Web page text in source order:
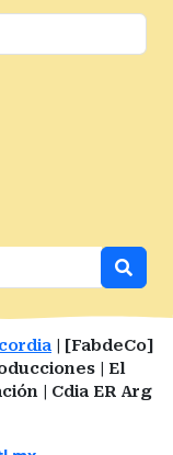
| [FabdeCo]
| El
| Cdia ER Arg